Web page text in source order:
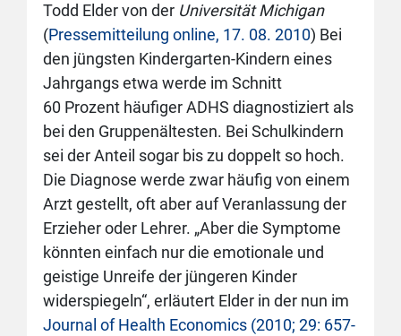
Todd Elder von der Universität Michigan
(Pressemitteilung online, 17. 08. 2010) Bei
den jüngsten Kindergarten-Kindern eines
Jahrgangs etwa werde im Schnitt
60 Prozent häufiger ADHS diagnostiziert als
bei den Gruppenältesten. Bei Schulkindern
sei der Anteil sogar bis zu doppelt so hoch.
Die Diagnose werde zwar häufig von einem
Arzt gestellt, oft aber auf Veranlassung der
Erzieher oder Lehrer. „Aber die Symptome
könnten einfach nur die emotionale und
geistige Unreife der jüngeren Kinder
widerspiegeln“, erläutert Elder in der nun im
Journal of Health Economics (2010; 29: 657-